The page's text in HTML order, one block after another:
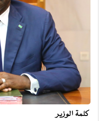
كلمة الوزير